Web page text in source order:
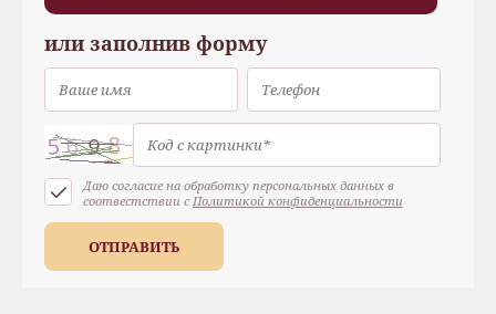
или заполнив форму
Даю согласие на обработку персональных данных в
соотвестствии с Политикой конфиденциальности
ОТПРАВИТЬ